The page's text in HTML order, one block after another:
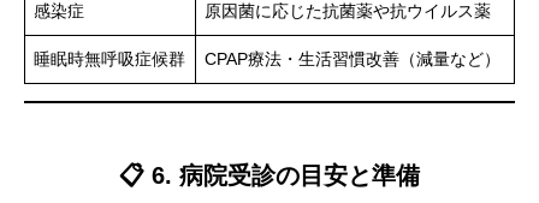
感染症 原因菌に応じた抗菌薬や抗ウイルス薬
睡眠時無呼吸症候群 CPAP療法・生活習慣改善（減量など）
📋 6. 病院受診の目安と準備